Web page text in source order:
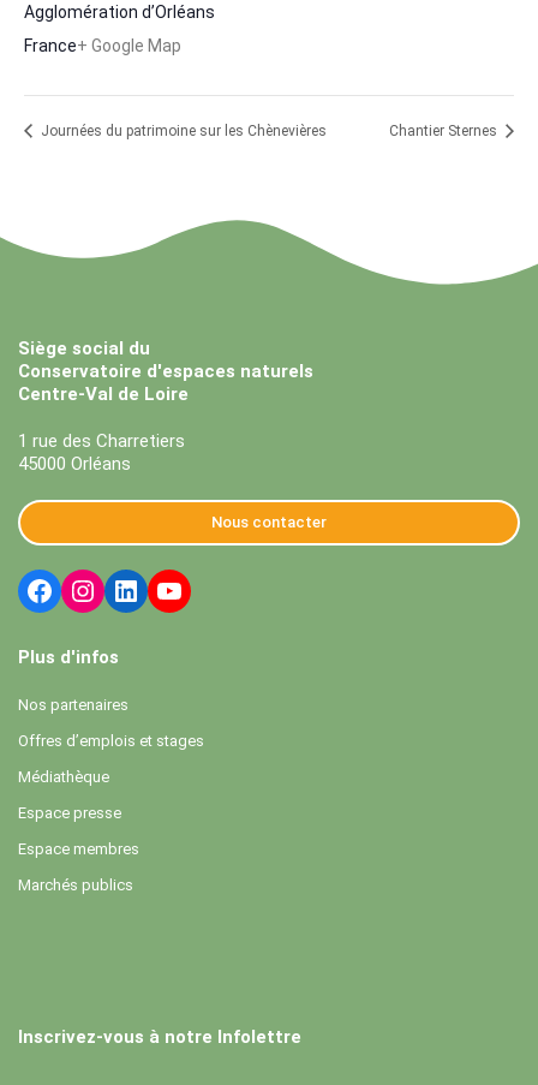
Agglomération d’Orléans
France+ Google Map
Journées du patrimoine sur les Chènevières Chantier Sternes
Siège social du
Conservatoire d'espaces naturels
Centre-Val de Loire
1 rue des Charretiers
45000 Orléans
Nous contacter
Plus d'infos
Nos partenaires
Offres d’emplois et stages
Médiathèque
Espace presse
Espace membres
Marchés publics
Inscrivez-vous à notre Infolettre